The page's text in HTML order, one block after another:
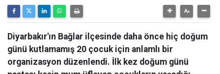
Diyarbakır'ın Bağlar ilçesinde daha önce hiç doğum
günü kutlamamış 20 çocuk için anlamlı bir
organizasyon düzenlendi. İlk kez doğum günü